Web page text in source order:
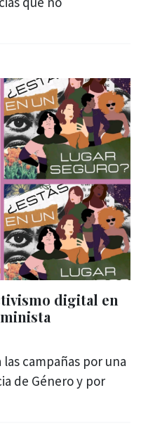
digital en
campañas por una
de Género y por